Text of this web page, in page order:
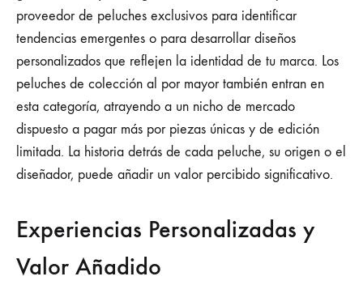
proveedor de peluches exclusivos para identificar
tendencias emergentes o para desarrollar diseños
personalizados que reflejen la identidad de tu marca. Los
peluches de colección al por mayor también entran en
esta categoría, atrayendo a un nicho de mercado
dispuesto a pagar más por piezas únicas y de edición
limitada. La historia detrás de cada peluche, su origen o el
diseñador, puede añadir un valor percibido significativo.
Experiencias Personalizadas y
Valor Añadido